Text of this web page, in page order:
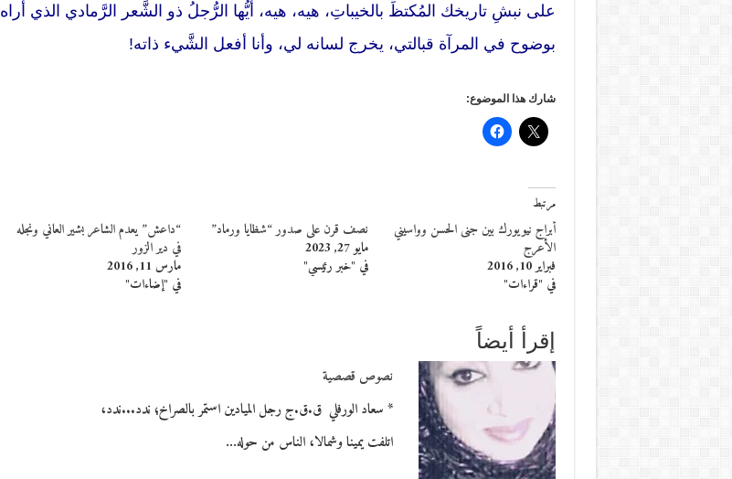
على نبشِ تاريخك المُكتظِّ بالخيباتِ، هيه، هيه، أيُّها الرُّجلُ ذو الشَّعر الرَّمادي الذي أراه
بوضوح في المرآة قبالتي، يخرج لسانه لي، وأنا أفعل الشَّيء ذاته!
شارك هذا الموضوع:
مرتبط
أبراج نيويورك بين جنى الحسن وواسيني
الأعرج
فبراير 10, 2016
في "قراءات"
نصف قرن على صدور “شظايا ورماد”
مايو 27, 2023
في "خبر رئيسي"
“داعش” يعدم الشاعر بشير العاني ونجله
في دير الزور
مارس 11, 2016
في "إضاءات"
إقرأ أيضاً
نصوص قصصية
* سعاد الورفلي ق.ق.ج رجل الميادين استمر بالصراخ؛ ندد...ندد،
اتلفت يمينا وشمالا، الناس من حوله…